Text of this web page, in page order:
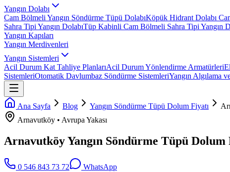
Yangın Dolabı
Cam Bölmeli Yangın Söndürme Tüpü DolabıKöpük Hidrant Dolabı
Sahra Tipi Yangın DolabıTüp Kabinli Cam Bölmeli Sahra Tipi Yangın
Yangın Kapıları
Yangın Merdivenleri
Yangın Sistemleri
Acil Durum Kat Tahliye PlanlarıAcil Durum Yönlendirme Armatürleri
SistemleriOtomatik Davlumbaz Söndürme SistemleriYangın Algılama
Ana Sayfa Blog Yangın Söndürme Tüpü Dolum Fiyatı
Arnavutköy • Avrupa Yakası
Arnavutköy Yangın Söndürme Tüpü Dolum
0 546 843 73 72
WhatsApp